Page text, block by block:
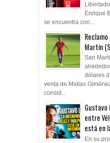
Enrique
se encuentra con...
Martín
San
dólares
venta de Matías
consid...
Gustavo
entre
está en
En su